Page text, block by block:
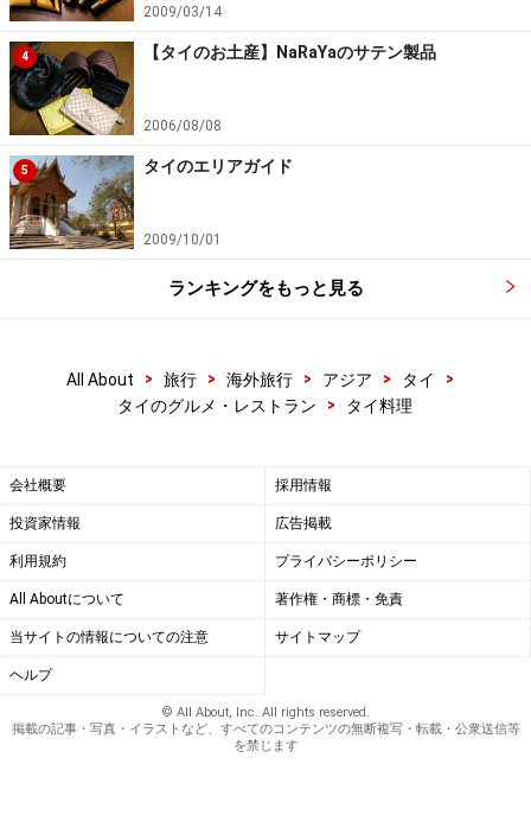
2009/03/14
4 【タイのお土産】NaRaYaのサテン製品
2006/08/08
5 タイのエリアガイド
2009/10/01
ランキングをもっと見る
All About > 旅行 > 海外旅行 > アジア > タイ
>
タイのグルメ・レストラン
> タイ料理
会社概要 採用情報
投資家情報 広告掲載
利用規約 プライバシーポリシー
All Aboutについて 著作権・商標・免責
当サイトの情報についての注意 サイトマップ
ヘルプ
© All About, Inc. All rights reserved.
掲載の記事・写真・イラストなど、すべてのコンテンツの無断複写・転載・公衆送信等
を禁じます